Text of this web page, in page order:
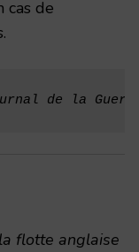
cas de
de la
flotte anglaise